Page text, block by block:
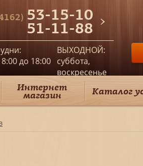
53-15-10
51-11-88
8:00 до 18:00
ВЫХОДНОЙ:
суббота,
воскресенье
Интернет
магазин Каталог